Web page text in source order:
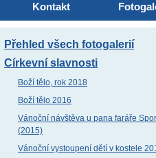
Kontakt
Přehled všech fotogalerií
Církevní slavnosti
Boží tělo, rok 2018
Boží tělo 2016
Vánoční návštěva u pana faráře
(2015)
Vánoční vystoupení dětí v kostele